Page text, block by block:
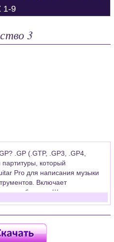
1-9
3
.GP (.GTP, .GP3, .GP4,
который
Pro для написания музыки
Включает
банджо. Широко
которые затем
Вам необходимо
компьютере программу Guitar